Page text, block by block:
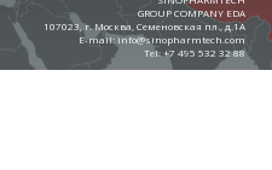
GROUP COMPANY EDA
107023, г. Москва, Семеновская пл., д.1А
E-mail:info@sinopharmtech.com
Теl:+7 495 532 32 88